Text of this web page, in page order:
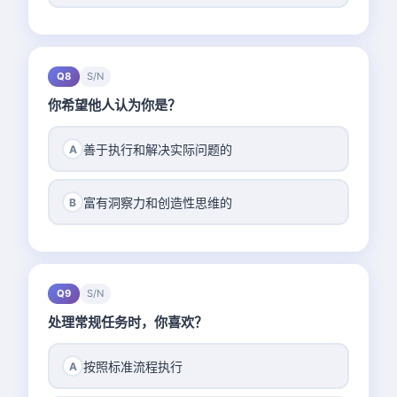
Q8 S/N
你希望他人认为你是？
A 善于执行和解决实际问题的
B 富有洞察力和创造性思维的
Q9 S/N
处理常规任务时，你喜欢？
A 按照标准流程执行